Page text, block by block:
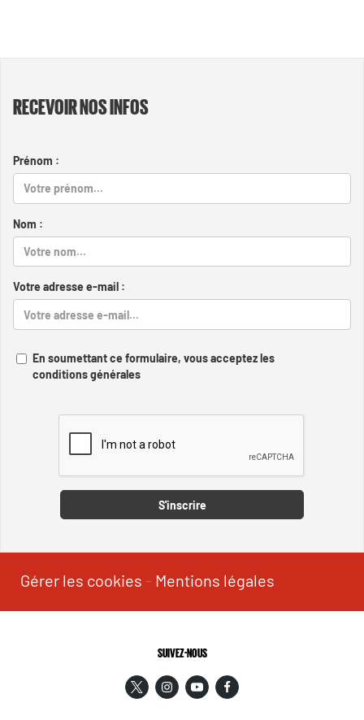
RECEVOIR NOS INFOS
Prénom :
Nom :
Votre adresse e-mail :
En soumettant ce formulaire, vous acceptez les
conditions générales
S'inscrire
Gérer les cookies - Mentions légales
SUIVEZ-NOUS